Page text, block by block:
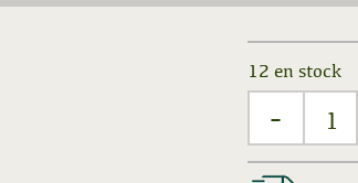
12 en stock
-
de